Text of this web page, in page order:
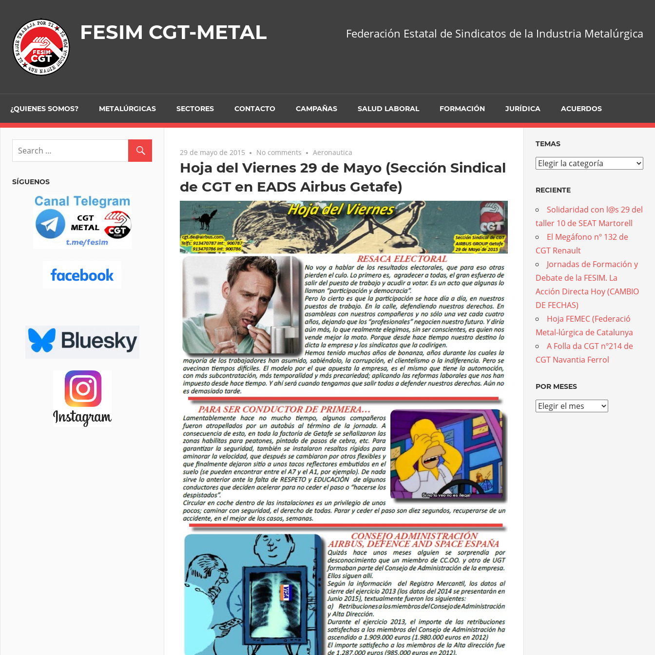
content
FESIM CGT-METAL Federación Estatal de Sindicatos de la Industria Metalúrgica
¿QUIENES SOMOS? METALÚRGICAS SECTORES CONTACTO CAMPAÑAS SALUD LABORAL FORMACIÓN JURÍDICA ACUERDOS
29 de mayo de 2015 No comments Aeronautica
Hoja del Viernes 29 de Mayo (Sección Sindical
de CGT en EADS Airbus Getafe)
SÍGUENOS
TEMAS
Temas
RECIENTE
Solidaridad con l@s 29 del
taller 10 de SEAT Martorell
El Megáfono nº 132 de
CGT Renault
Jornadas de Formación y
Debate de la FESIM. La
Acción Directa Hoy (CAMBIO
DE FECHAS)
Hoja FEMEC (Federació
Metal-lúrgica de Catalunya
A Folla da CGT nº214 de
CGT Navantia Ferrol
POR MESES
Por